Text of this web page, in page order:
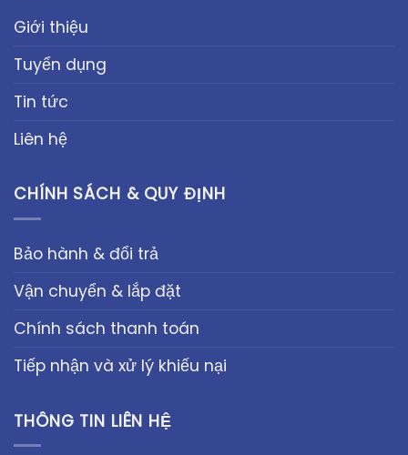
Giới thiệu
Tuyển dụng
Tin tức
Liên hệ
CHÍNH SÁCH & QUY ĐỊNH
Bảo hành & đổi trả
Vận chuyển & lắp đặt
Chính sách thanh toán
Tiếp nhận và xử lý khiếu nại
THÔNG TIN LIÊN HỆ